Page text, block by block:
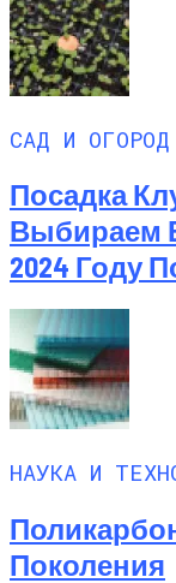
САД И ОГОРОД
Посадка
Выбираем
2024 Году
НАУКА И
Поколения